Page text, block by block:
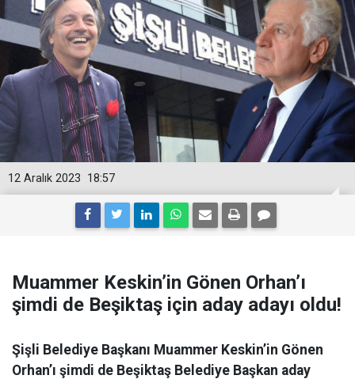
18:57
12 Aralık 2023
Muammer Keskin’in Gönen Orhan’ı
şimdi de Beşiktaş için aday adayı oldu!
Şişli Belediye Başkanı Muammer Keskin’in Gönen
Orhan’ı şimdi de Beşiktaş Belediye Başkan aday